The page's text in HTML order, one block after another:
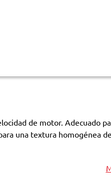
de motor. Adecuado
una textura homogénea